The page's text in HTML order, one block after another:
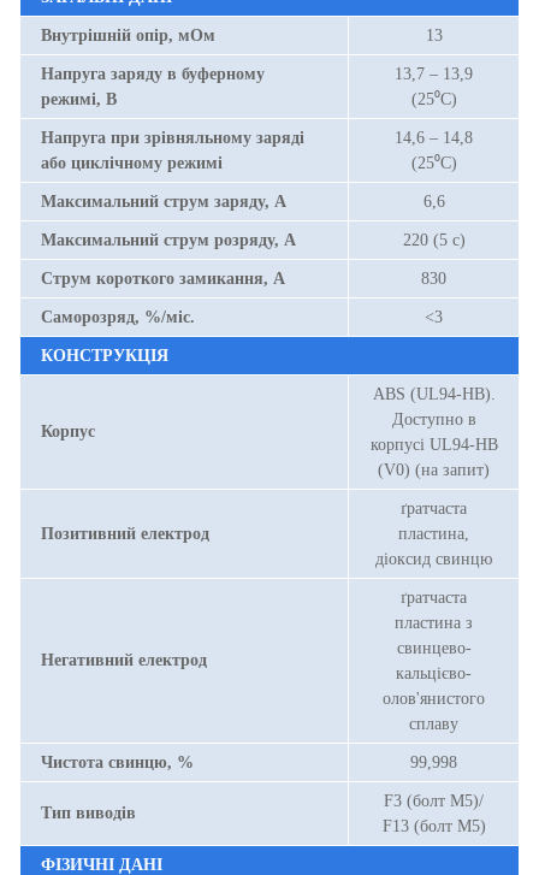
Внутрішній опір, мОм 13
Напруга заряду в буферному
режимі, В
13,7 – 13,9
(25⁰С)
Напруга при зрівняльному заряді
або циклічному режимі
14,6 – 14,8
(25⁰С)
Максимальний струм заряду, А 6,6
Максимальний струм розряду, А 220 (5 с)
Струм короткого замикання, А 830
Саморозряд, %/міс. <3
КОНСТРУКЦІЯ
Корпус
ABS (UL94-HB).
Доступно в
корпусі UL94-HB
(V0) (на запит)
Позитивний електрод
ґратчаста
пластина,
діоксид свинцю
Негативний електрод
ґратчаста
пластина з
свинцево-
кальцієво-
олов'янистого
сплаву
Чистота свинцю, % 99,998
Тип виводів
F3 (болт М5)/
F13 (болт М5)
ФІЗИЧНІ ДАНІ